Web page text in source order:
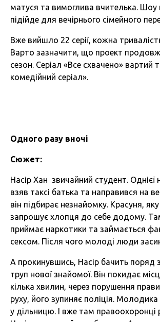
матуся та вимоглива вчителька. Шоу
підійде для вечірнього сімейного
Вже вийшло 22 серії, кожна
Варто зазначити, що проект
сезон. Серіал «Все схвачено» вартий
комедійний серіал».
Одного разу вночі
Сюжет:
Насір Хан звичайний студент. Однієї
взяв таксі батька та направився на
він підбирає незнайомку. Красуня,
запрошує хлопця до себе додому.
приймає наркотики та займається
сексом. Після чого молоді люди
А прокинувшись, Насір бачить поряд
труп нової знайомої. Він покидає
кілька хвилин, через порушення
руху, його зупиняє поліція.
у дільницю. І вже там